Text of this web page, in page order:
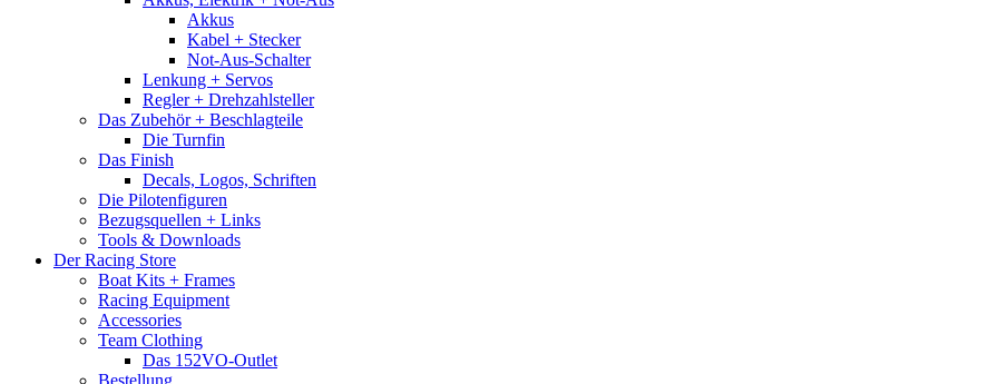
Akkus
Kabel + Stecker
Not-Aus-Schalter
Lenkung + Servos
Regler + Drehzahlsteller
Das Zubehör + Beschlagteile
Die Turnfin
Das Finish
Decals, Logos, Schriften
Die Pilotenfiguren
Bezugsquellen + Links
Tools & Downloads
Der Racing Store
Boat Kits + Frames
Racing Equipment
Accessories
Team Clothing
Das 152VO-Outlet
Bestellung